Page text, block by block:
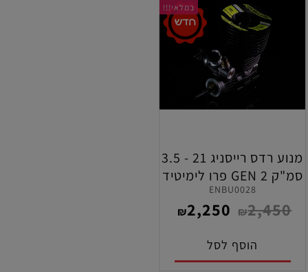
במלאי!!!
מנוע רדס רייסניג 21 - 3.5
סמ"ק GEN 2 פרו לימיטיד
721S - PRO LIMITED
ENBU0028
₪2,450
₪2,250
הוסף לסל